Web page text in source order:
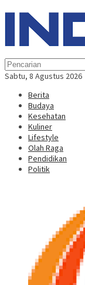
Sabtu, 8 Agustus 2026
Berita
Budaya
Kesehatan
Kuliner
Lifestyle
Olah Raga
Pendidikan
Politik